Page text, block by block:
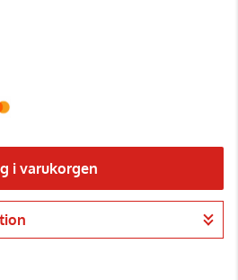
i varukorgen
till kassan